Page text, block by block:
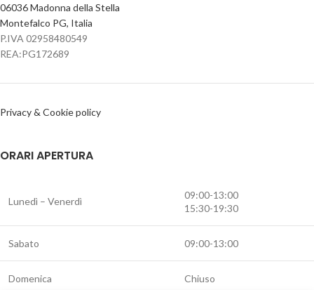
06036 Madonna della Stella
Montefalco PG, Italia
P.IVA 02958480549
REA:PG172689
Privacy & Cookie policy
ORARI APERTURA
Lunedì – Venerdì
09:00-13:00
15:30-19:30
Sabato 09:00-13:00
Domenica Chiuso